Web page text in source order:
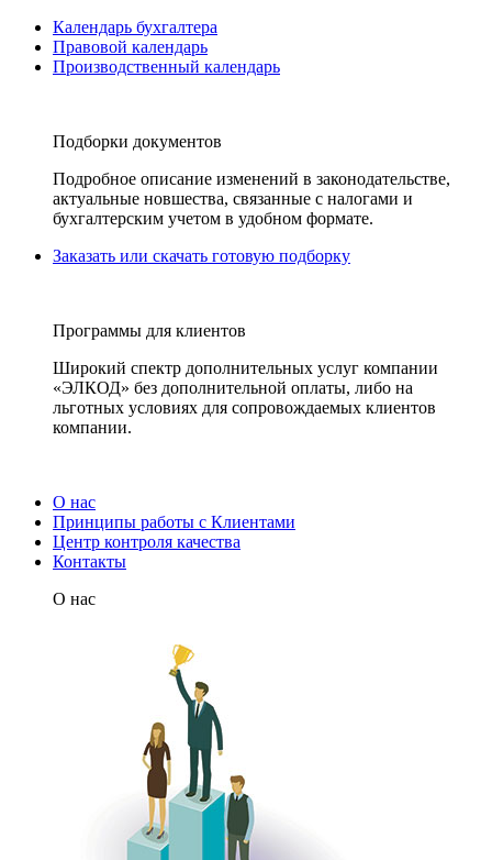
Календарь бухгалтера
Правовой календарь
Производственный календарь
Подборки документов
Подробное описание изменений в законодательстве,
актуальные новшества, связанные с налогами и
бухгалтерским учетом в удобном формате.
Заказать или скачать готовую подборку
Программы для клиентов
Широкий спектр дополнительных услуг компании
«ЭЛКОД» без дополнительной оплаты, либо на
льготных условиях для сопровождаемых клиентов
компании.
О нас
Принципы работы с Клиентами
Центр контроля качества
Контакты
О нас